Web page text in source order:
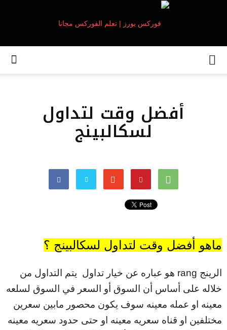
أفضل وقت لتداول
لسكالبينج
ماهو أفضل وقت لتداول لسكالبينج ؟
الرينج rang هو عباره عن خيار تداول يتم التداول من
خلاله على أساس أن السوق أو السعر في السوق لسلعه
معينه او عمله معينه سوف يكون محصور مابين سعرين
مختلفين او قناه سعريه معينه او حتى حدود سعريه معينه